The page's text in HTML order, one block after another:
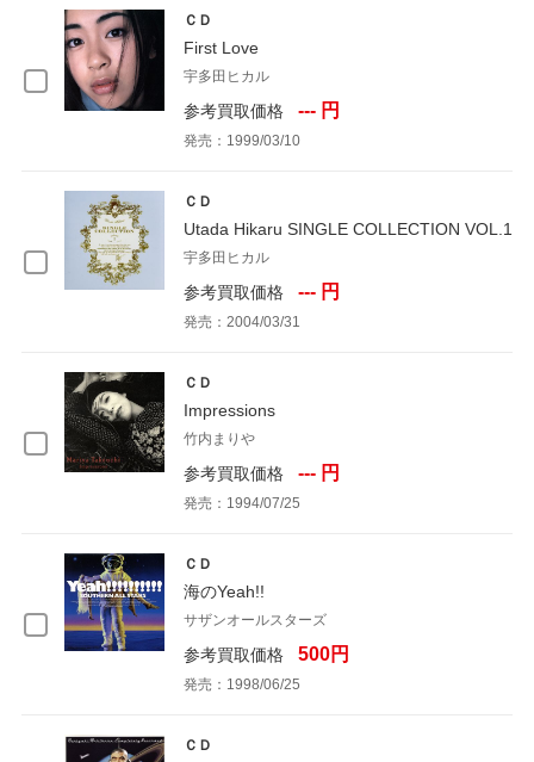
ＣＤ
First Love
宇多田ヒカル
参考買取価格 --- 円
発売：1999/03/10
ＣＤ
Utada Hikaru SINGLE COLLECTION VOL.1
宇多田ヒカル
参考買取価格 --- 円
発売：2004/03/31
ＣＤ
Impressions
竹内まりや
参考買取価格 --- 円
発売：1994/07/25
ＣＤ
海のYeah!!
サザンオールスターズ
参考買取価格 500円
発売：1998/06/25
ＣＤ